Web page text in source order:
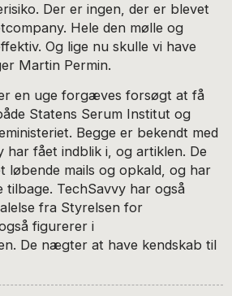
Der er ingen, der er blevet
Hele den mølle og
Og lige nu skulle vi have
Martin Permin.
en uge forgæves forsøgt at få
Statens Serum Institut og
Begge er bekendt med
har fået indblik i, og artiklen. De
løbende mails og opkald, og har
tilbage. TechSavvy har også
fra Styrelsen for
figurerer i
De nægter at have kendskab til